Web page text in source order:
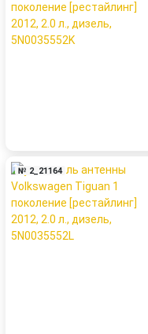
№ 2_21164